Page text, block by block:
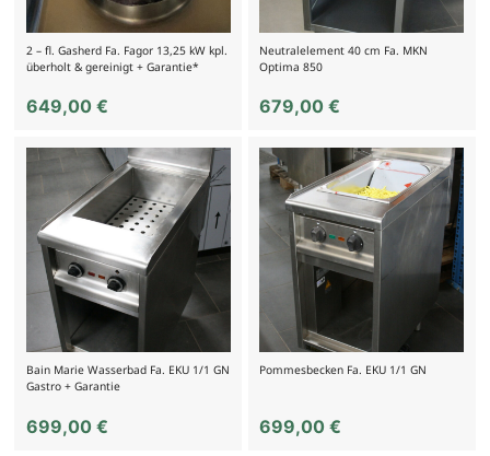
2 – fl. Gasherd Fa. Fagor 13,25 kW kpl.
überholt & gereinigt + Garantie*
649,00 €
Neutralelement 40 cm Fa. MKN
Optima 850
679,00€
Bain Marie Wasserbad Fa. EKU 1/1 GN
Gastro + Garantie
699,00 €
Pommesbecken Fa. EKU 1/1 GN
699,00€